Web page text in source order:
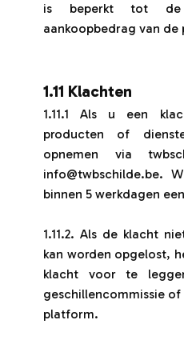
is beperkt tot
aankoopbedrag van de
1.11 Klachten
1.11.1 Als u een
producten of
opnemen via
info@twbschilde.be.
binnen 5 werkdagen
1.11.2. Als de klacht
kan worden opgelost,
klacht voor te
geschillencommissie of
platform.